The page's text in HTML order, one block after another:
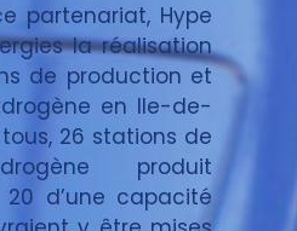
partenariat, Hype
la réalisation
de production et
en Ile-de-
26 stations de
produit
d’une capacité